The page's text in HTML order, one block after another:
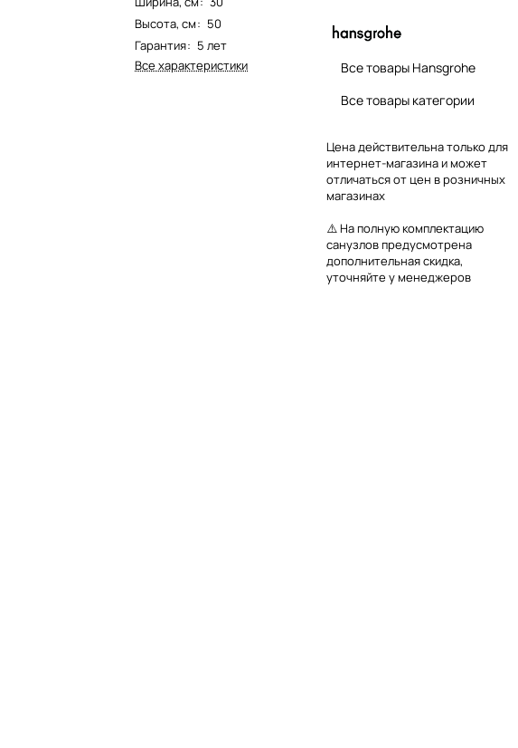
Высота, см: 50
Гарантия: 5 лет
Все характеристики
Все товары Hansgrohe
Все товары категории
Цена действительна только для
интернет-магазина и может
отличаться от цен в розничных
магазинах
⚠️ На полную комплектацию
санузлов предусмотрена
дополнительная скидка,
уточняйте у менеджеров